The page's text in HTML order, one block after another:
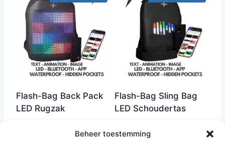
Beheer toestemming
Flash-Bag Back Pack
LED Rugzak
prijs
Flash-Bag Sling Bag
LED Schoudertas
prijs